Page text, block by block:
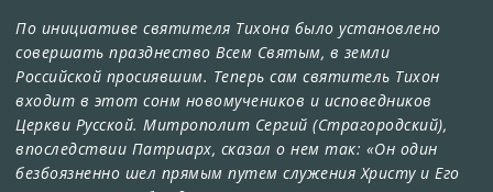
По инициативе святителя Тихона было установлено
совершать празднество Всем Святым, в земли
Российской просиявшим. Теперь сам святитель Тихон
входит в этот сонм новомучеников и исповедников
Церкви Русской. Митрополит Сергий (Страгородский),
впоследствии Патриарх, сказал о нем так: «Он один
безбоязненно шел прямым путем служения Христу и Его